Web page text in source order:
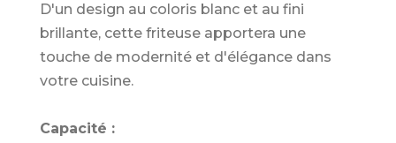
D'un design au coloris blanc et au fini
brillante, cette friteuse apportera une
touche de modernité et d'élégance dans
votre cuisine.
Capacité :